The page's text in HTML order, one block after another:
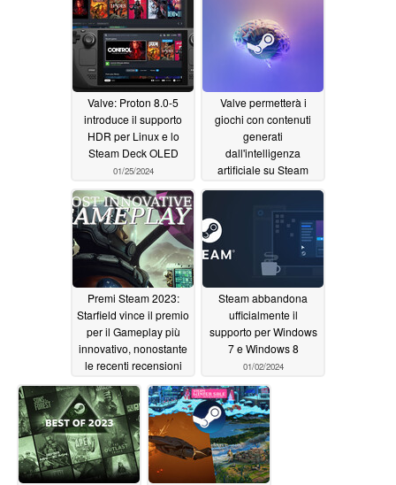
Valve: Proton 8.0-5
introduce il supporto
HDR per Linux e lo
Steam Deck OLED
01/25/2024
Valve permetterà i
giochi con contenuti
generati
dall'intelligenza
artificiale su Steam
01/11/2024
Premi Steam 2023:
Starfield vince il premio
per il Gameplay più
innovativo, nonostante
le recenti recensioni
"per lo più negative"
sullo storefront PC
01/03/2024
Steam abbandona
ufficialmente il
supporto per Windows
7 e Windows 8
01/02/2024